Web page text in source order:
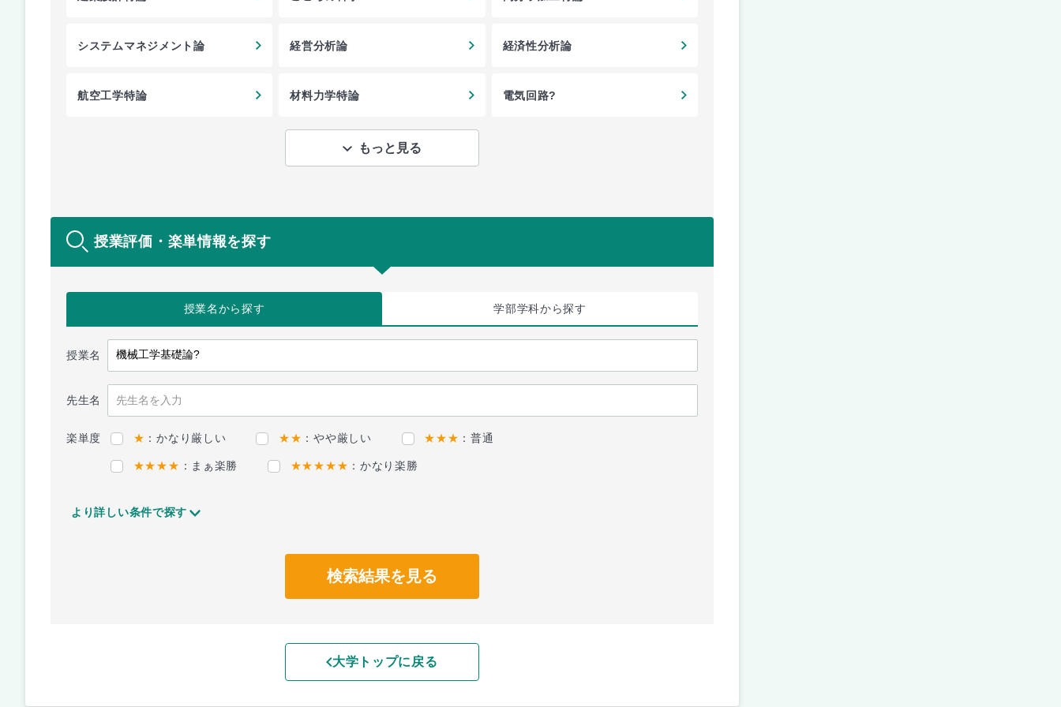
システムマネジメント論 経営分析論 経済性分析論
航空工学特論 材料力学特論 電気回路?
もっと見る
授業評価・楽単情報を探す
授業名から探す 学部学科から探す
授業名
先生名
楽単度 ★ ：かなり厳しい ★★ ：やや厳しい ★★★ ：普通
★★★★ ：まぁ楽勝 ★★★★★ ：かなり楽勝
より詳しい条件で探す
検索結果を見る
大学トップに戻る